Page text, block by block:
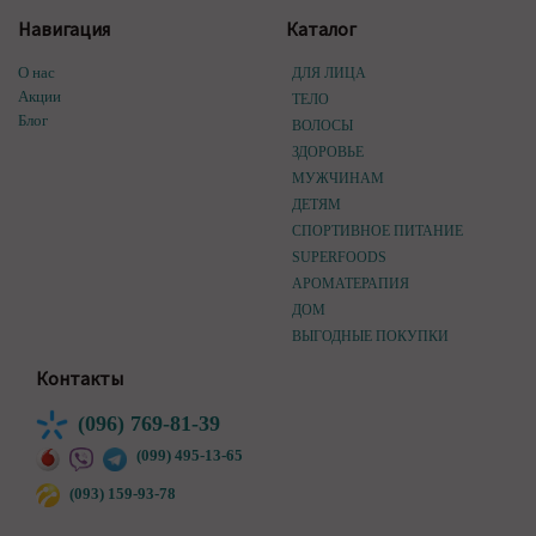
Навигация
О нас
Акции
Блог
Каталог
ДЛЯ ЛИЦА
ТЕЛО
ВОЛОСЫ
ЗДОРОВЬЕ
МУЖЧИНАМ
ДЕТЯМ
СПОРТИВНОЕ ПИТАНИЕ
SUPERFOODS
АРОМАТЕРАПИЯ
ДОМ
ВЫГОДНЫЕ ПОКУПКИ
Контакты
(096) 769-81-39
(099) 495-13-65
(093) 159-93-78